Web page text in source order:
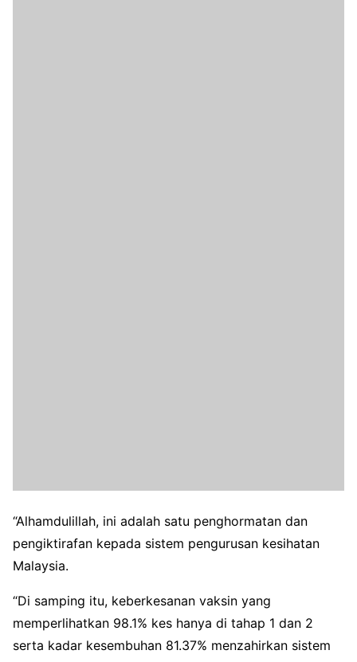
“Alhamdulillah, ini adalah satu penghormatan dan
pengiktirafan kepada sistem pengurusan kesihatan
Malaysia.
“Di samping itu, keberkesanan vaksin yang
memperlihatkan 98.1% kes hanya di tahap 1 dan 2
serta kadar kesembuhan 81.37% menzahirkan sistem